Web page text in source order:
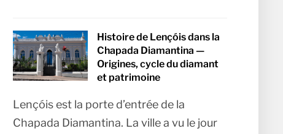
Histoire de Lençóis dans la
Chapada Diamantina —
Origines, cycle du diamant
et patrimoine
Lençóis est la porte d’entrée de la
Chapada Diamantina. La ville a vu le jour